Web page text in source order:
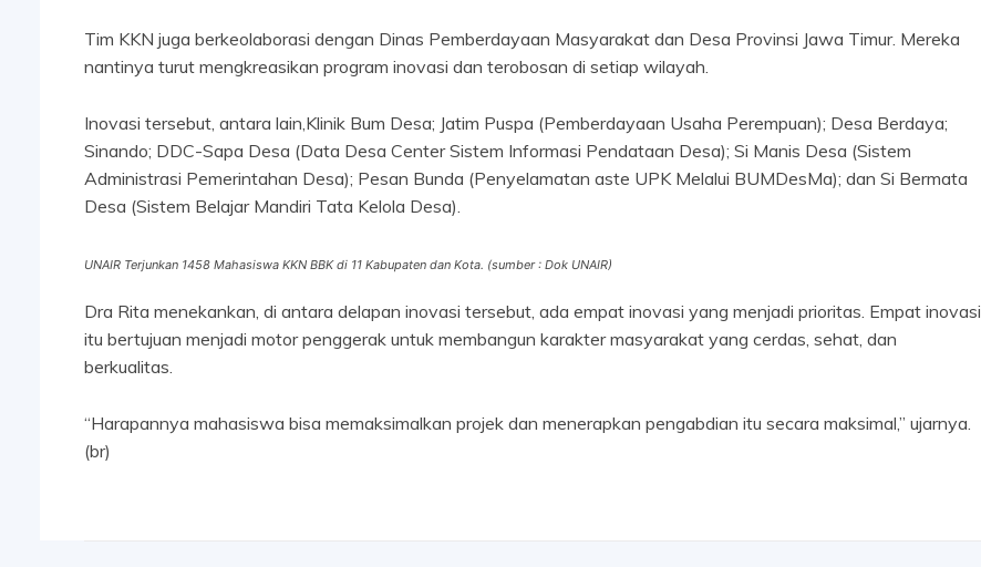
Tim KKN juga berkeolaborasi dengan Dinas Pemberdayaan Masyarakat dan Desa Provinsi Jawa Timur. Mereka
nantinya turut mengkreasikan program inovasi dan terobosan di setiap wilayah.
Inovasi tersebut, antara lain,Klinik Bum Desa; Jatim Puspa (Pemberdayaan Usaha Perempuan); Desa Berdaya;
Sinando; DDC-Sapa Desa (Data Desa Center Sistem Informasi Pendataan Desa); Si Manis Desa (Sistem
Administrasi Pemerintahan Desa); Pesan Bunda (Penyelamatan aste UPK Melalui BUMDesMa); dan Si Bermata
Desa (Sistem Belajar Mandiri Tata Kelola Desa).
UNAIR Terjunkan 1458 Mahasiswa KKN BBK di 11 Kabupaten dan Kota. (sumber : Dok UNAIR)
Dra Rita menekankan, di antara delapan inovasi tersebut, ada empat inovasi yang menjadi prioritas. Empat inovasi
itu bertujuan menjadi motor penggerak untuk membangun karakter masyarakat yang cerdas, sehat, dan
berkualitas.
“Harapannya mahasiswa bisa memaksimalkan projek dan menerapkan pengabdian itu secara maksimal,” ujarnya.
(br)